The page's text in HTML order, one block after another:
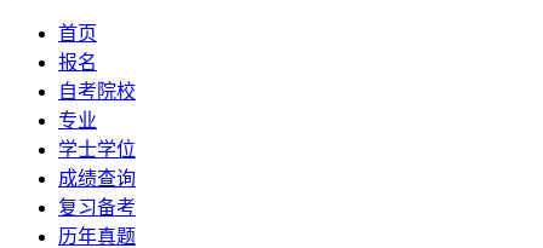
首页
报名
自考院校
专业
学士学位
成绩查询
复习备考
历年真题